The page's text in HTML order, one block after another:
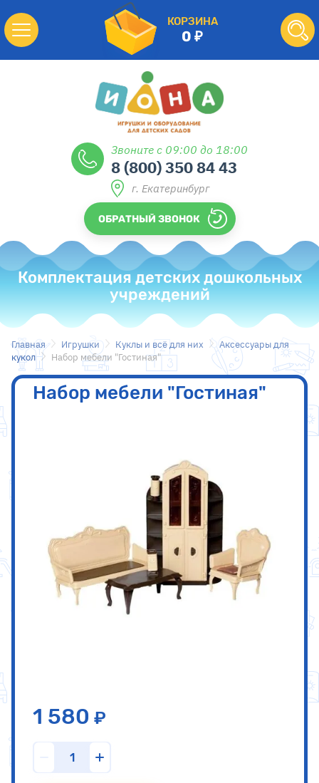
КОРЗИНА
0
Звоните с 09:00 до 18:00
8 (800) 350 84 43
г. Екатеринбург
ОБРАТНЫЙ ЗВОНОК
Комплектация детских дошкольных
учреждений
Главная Игрушки Куклы и всё для них
Аксесcуары для
кукол
Набор мебели "Гостиная"
Набор мебели "Гостиная"
1 580